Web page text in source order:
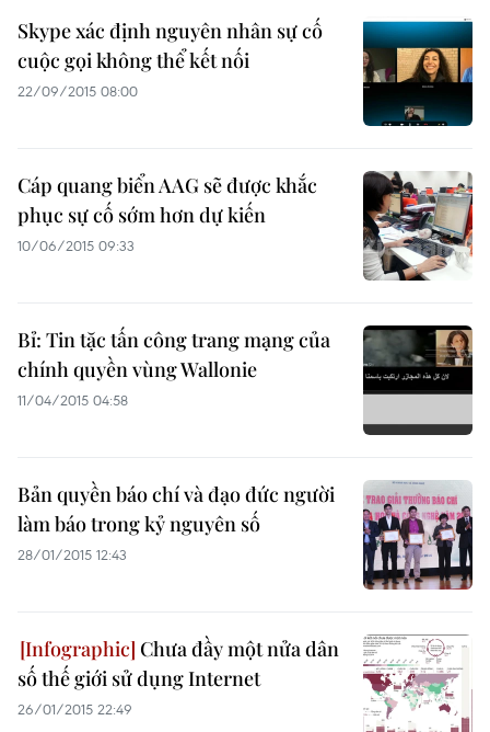
Skype xác định nguyên nhân sự cố
cuộc gọi không thể kết nối
22/09/2015 08:00
Cáp quang biển AAG sẽ được khắc
phục sự cố sớm hơn dự kiến
10/06/2015 09:33
Bỉ: Tin tặc tấn công trang mạng của
chính quyền vùng Wallonie
11/04/2015 04:58
Bản quyền báo chí và đạo đức người
làm báo trong kỷ nguyên số
28/01/2015 12:43
Chưa đầy một nửa dân
số thế giới sử dụng Internet
26/01/2015 22:49